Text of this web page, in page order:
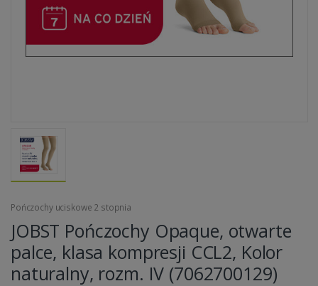
Pończochy uciskowe 2 stopnia
JOBST Pończochy Opaque, otwarte
palce, klasa kompresji CCL2, Kolor
naturalny, rozm. IV (7062700129)